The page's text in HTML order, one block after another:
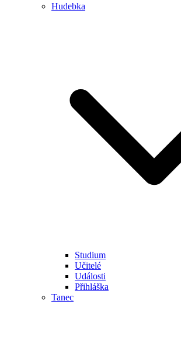
Hudebka
Studium
Učitelé
Události
Přihláška
Tanec